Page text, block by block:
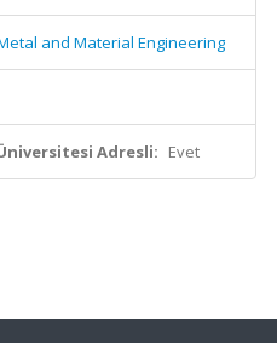
and Material Engineering
Adresli: Evet